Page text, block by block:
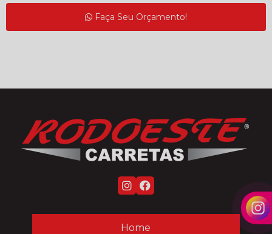
Faça Seu Orçamento!
Home